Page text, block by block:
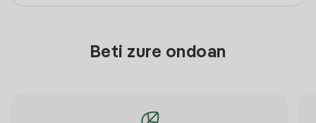
Beti zure ondoan